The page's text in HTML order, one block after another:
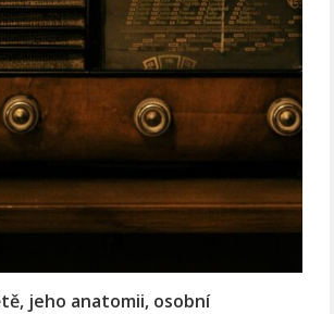
jeho anatomii, osobní